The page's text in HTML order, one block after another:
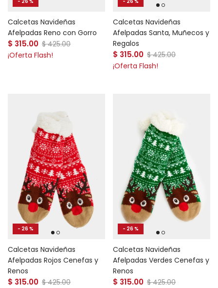
Calcetas Navideñas
Afelpadas Reno con Gorro
Precio de venta
$ 315.00 Precio normal
$ 425.00
¡Oferta Flash!
Calcetas Navideñas
Afelpadas Santa, Muñecos y
Regalos
Precio de venta
$ 315.00 Precio normal
$ 425.00
¡Oferta Flash!
- 26 %
Calcetas Navideñas
Afelpadas Rojos Cenefas y
Renos
Precio de venta
$ 315.00 Precio normal
$ 425.00
- 26 %
Calcetas Navideñas
Afelpadas Verdes Cenefas y
Renos
Precio de venta
$ 315.00 Precio normal
$ 425.00